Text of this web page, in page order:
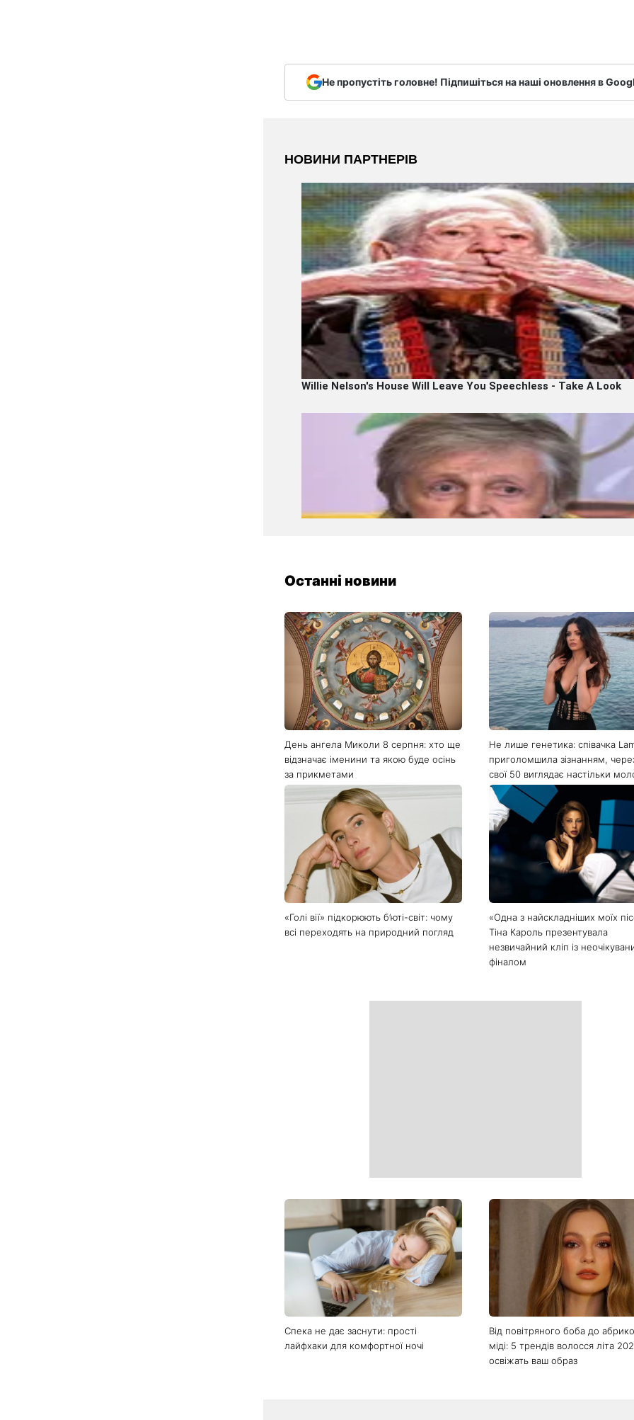
Не пропустіть головне! Підпишіться на наші оновлення в
Останні новини
Не лише генетика: співачка